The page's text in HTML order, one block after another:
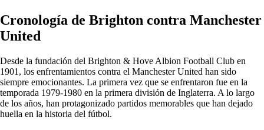
Cronología de Brighton contra Manchester
United
Desde la fundación del Brighton & Hove Albion Football Club en
1901, los enfrentamientos contra el Manchester United han sido
siempre emocionantes. La primera vez que se enfrentaron fue en la
temporada 1979-1980 en la primera división de Inglaterra. A lo largo
de los años, han protagonizado partidos memorables que han dejado
huella en la historia del fútbol.